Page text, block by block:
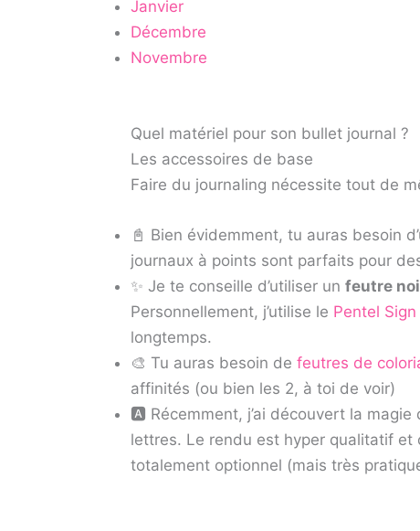
Janvier
Décembre
Novembre
Quel matériel pour son bullet journal ?
Les accessoires de base
Faire du journaling nécessite tout de
📓 Bien évidemment, tu auras besoin
journaux à points sont parfaits pour
✨ Je te conseille d’utiliser un feutre
Personnellement, j’utilise le Pentel
longtemps.
🎨 Tu auras besoin de feutres de
affinités (ou bien les 2, à toi de voir)
🅰 Récemment, j’ai découvert la magie
lettres. Le rendu est hyper qualitatif et
totalement optionnel (mais très